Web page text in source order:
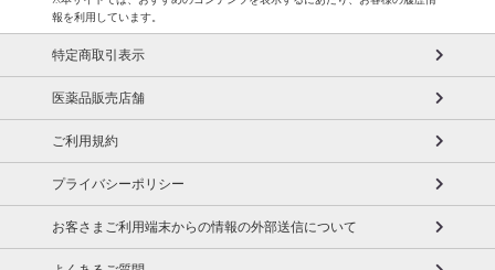
報を利用しています。
特定商取引表示
医薬品販売店舗
ご利用規約
プライバシーポリシー
お客さまご利用端末からの情報の外部送信について